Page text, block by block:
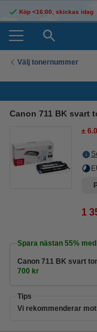
Köp <16:00, skickas idag
Välj tonernummer
Canon 711 BK svart
±
1
Spara nästan 55%
Canon 711 BK svart
700 kr
Tips
Vi rekommenderar